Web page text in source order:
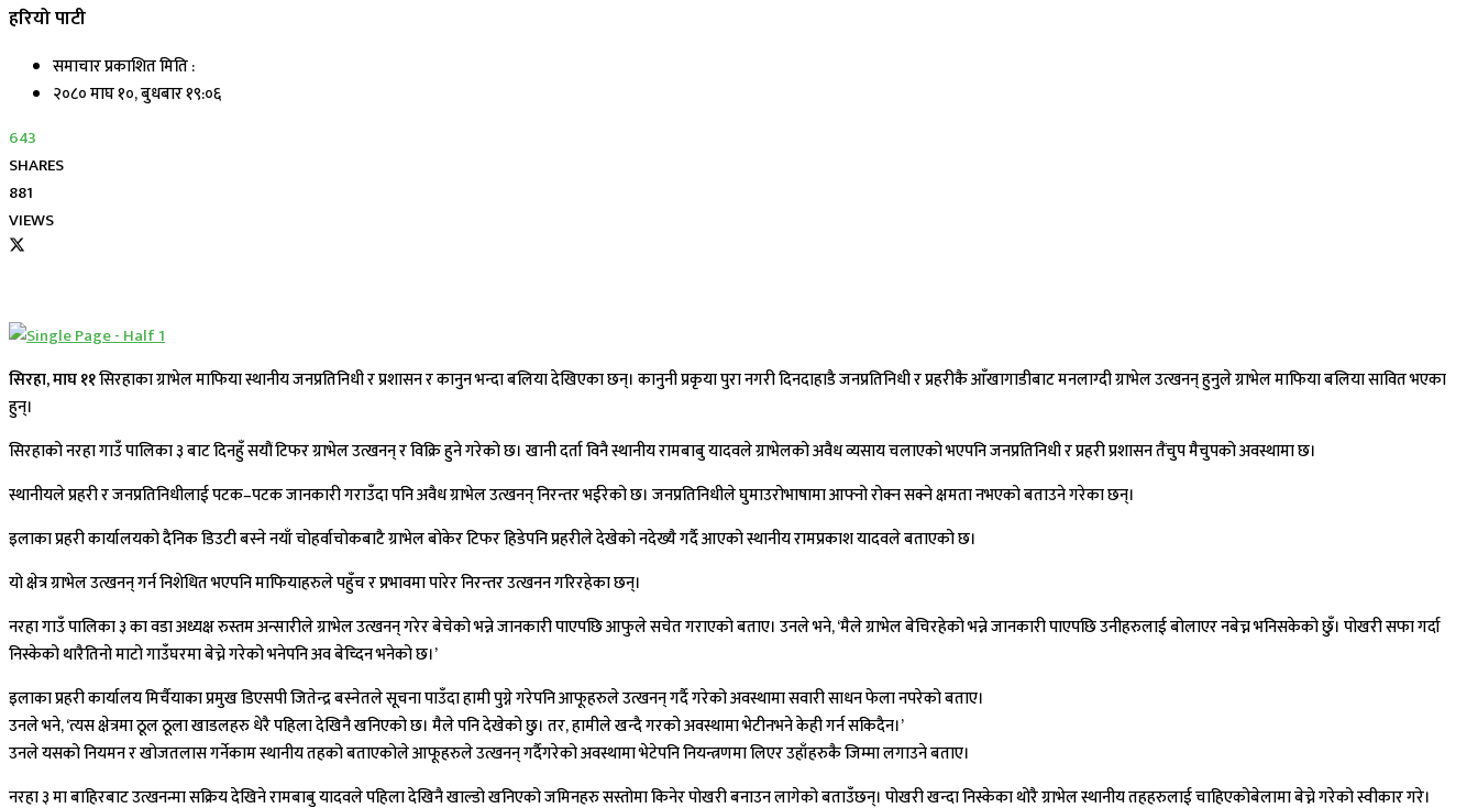
हरियो पाटी
समाचार प्रकाशित मिति :
२०८० माघ १०, बुधबार १९:०६
643
SHARES
881
VIEWS
सिरहा, माघ ११सिरहाका ग्राभेल माफिया स्थानीय जनप्रतिनिधी र प्रशासन र कानुन भन्दा बलिया देखिएका छन्। कानुनी प्रकृया पुरा नगरी दिनदाहाडै जनप्रतिनिधी र प्रहरीकै आँखागाडीबाट मनलाग्दी ग्राभेल उत्खनन् हुनुले ग्राभेल माफिया बलिया सावित भएका
हुन्।
सिरहाको नरहा गाउँ पालिका ३ बाट दिनहुँ सयौं टिफर ग्राभेल उत्खनन् र विक्रि हुने गरेको छ। खानी दर्ता विनै स्थानीय रामबाबु यादवले ग्राभेलको अवैध व्यसाय चलाएको भएपनि जनप्रतिनिधी र प्रहरी प्रशासन तैंचुप मैचुपको अवस्थामा छ।
स्थानीयले प्रहरी र जनप्रतिनिधीलाई पटक–पटक जानकारी गराउँदा पनि अवैध ग्राभेल उत्खनन् निरन्तर भईरेको छ। जनप्रतिनिधीले घुमाउरोभाषामा आफ्नो रोक्न सक्ने क्षमता नभएको बताउने गरेका छन्।
इलाका प्रहरी कार्यालयको दैनिक डिउटी बस्ने नयाँ चोहर्वाचोकबाटै ग्राभेल बोकेर टिफर हिडेपनि प्रहरीले देखेको नदेख्यै गर्दै आएको स्थानीय रामप्रकाश यादवले बताएको छ।
यो क्षेत्र ग्राभेल उत्खनन् गर्न निशेधित भएपनि माफियाहरुले पहुँच र प्रभावमा पारेर निरन्तर उत्खनन गरिरहेका छन्।
नरहा गाउँ पालिका ३ का वडा अध्यक्ष रुस्तम अन्सारीले ग्राभेल उत्खनन् गरेर बेचेको भन्ने जानकारी पाएपछि आफुले सचेत गराएको बताए। उनले भने, ‘मैले ग्राभेल बेचिरहेको भन्ने जानकारी पाएपछि उनीहरुलाई बोलाएर नबेच्न भनिसकेको छुँ। पोखरी सफा गर्दा
निस्केको थारैतिनो माटो गाउँघरमा बेच्ने गरेको भनेपनि अव बेच्दिन भनेको छ।’
इलाका प्रहरी कार्यालय मिर्चैयाका प्रमुख डिएसपी जितेन्द्र बस्नेतले सूचना पाउँदा हामी पुग्ने गरेपनि आफूहरुले उत्खनन् गर्दै गरेको अवस्थामा सवारी साधन फेला नपरेको बताए।
उनले भने, ‘त्यस क्षेत्रमा ठूल ठूला खाडलहरु धेरै पहिला देखिनै खनिएको छ। मैले पनि देखेको छु। तर, हामीले खन्दै गरको अवस्थामा भेटीनभने केही गर्न सकिदैन।’
उनले यसको नियमन र खोजतलास गर्नेकाम स्थानीय तहको बताएकोले आफूहरुले उत्खनन् गर्दैगरेको अवस्थामा भेटेपनि नियन्त्रणमा लिएर उहाँहरुकै जिम्मा लगाउने बताए।
नरहा ३ मा बाहिरबाट उत्खनन्मा सक्रिय देखिने रामबाबु यादवले पहिला देखिनै खाल्डो खनिएको जमिनहरु सस्तोमा किनेर पोखरी बनाउन लागेको बताउँछन्। पोखरी खन्दा निस्केका थोरै ग्राभेल स्थानीय तहहरुलाई चाहिएकोबेलामा बेच्ने गरेको स्वीकार गरे।